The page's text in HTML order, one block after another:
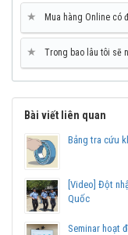
Vòng bi chặn hai
cả 2 hướng, nhờ đó
Tương tự vòng bi
tải trọng hướng kính
★ Mua hàng Online có
★ Trong bao lâu tôi sẽ
Bài viết liên quan
Bảng tra cứu
[Video] Đột
Quốc
Seminar hoạt